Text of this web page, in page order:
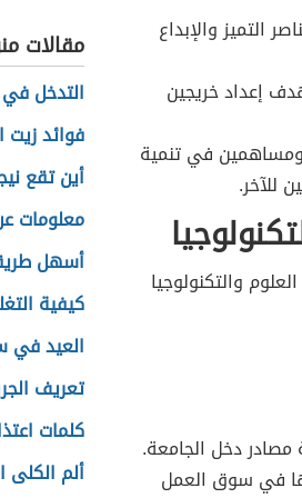
التميز والإبداع
إعداد خريجين
في تنمية
للآخر.
والتكنولوجيا
مصادر دخل الجامعة.
في سوق العمل
مقالات
التدخل
فوائد زيت
أين تقع
معلومات
أسهل
كيفية
العيد في
تعريف
كلمات
ألم الكلى